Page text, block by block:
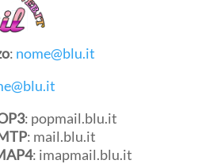
: nome@blu.it
: popmail.blu.it
: mail.blu.it
: imapmail.blu.it